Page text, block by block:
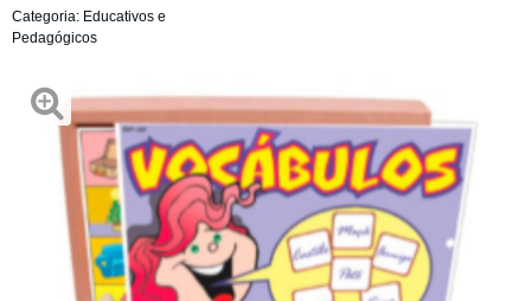
Categoria: Educativos e
Pedagógicos